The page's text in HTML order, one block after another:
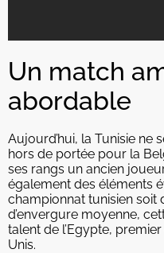
Un match
abordable
Aujourd’hui, la Tunisie ne
hors de portée pour la
ses rangs un ancien
également des éléments
championnat tunisien soit
d’envergure moyenne,
talent de l’Egypte,
Unis.